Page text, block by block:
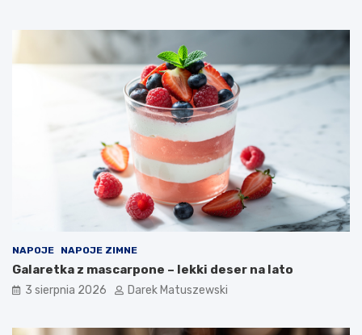
NAPOJE NAPOJE ZIMNE
Galaretka z mascarpone – lekki deser na lato
3 sierpnia 2026 Darek Matuszewski